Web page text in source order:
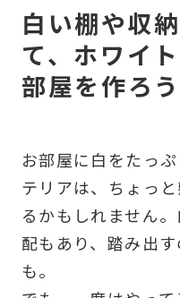
白い棚や収
て、ホワイ
部屋を作ろう
お部屋に白をたっ
テリアは、ちょっ
るかもしれません
配もあり、踏み出
も。